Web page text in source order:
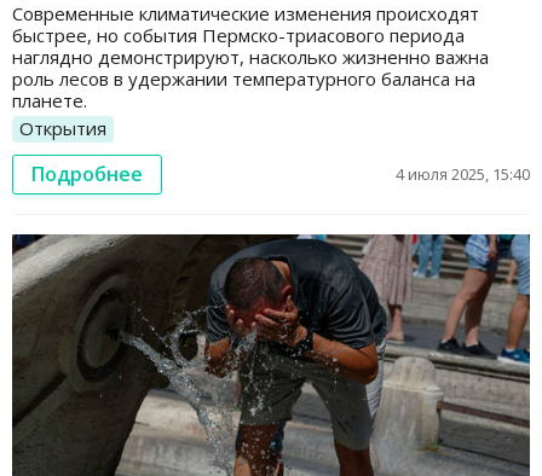
Современные климатические изменения происходят
быстрее, но события Пермско-триасового периода
наглядно демонстрируют, насколько жизненно важна
роль лесов в удержании температурного баланса на
планете.
Открытия
Подробнее 4 июля 2025, 15:40